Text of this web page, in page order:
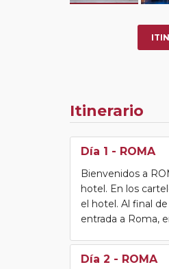
Itinerario
Día 1 - ROMA
Bienvenidos a
hotel. En los
el hotel. Al final
entrada a Roma,
Día 2 - ROMA